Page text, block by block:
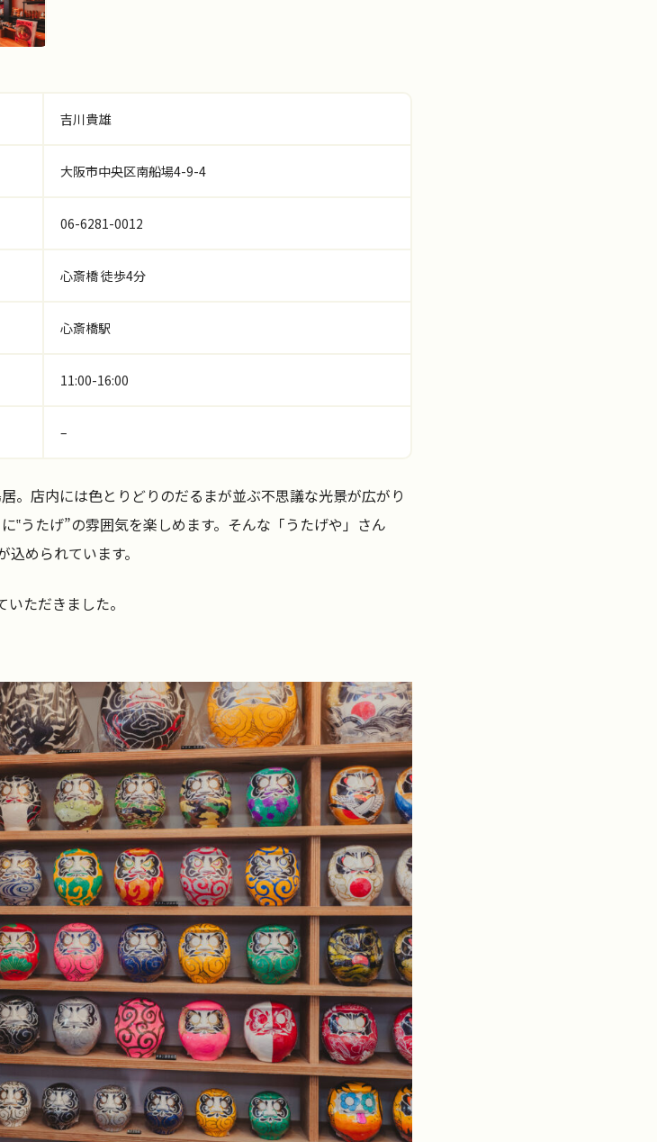
吉川貴雄
大阪市中央区南船場4-9-4
06-6281-0012
心斎橋 徒歩4分
心斎橋駅
11:00-16:00
–
。店内には色とりどりのだるまが並ぶ不思議な光景が広がり
‟うたげ”の雰囲気を楽しめます。そんな「うたげや」さん
められています。
ただきました。